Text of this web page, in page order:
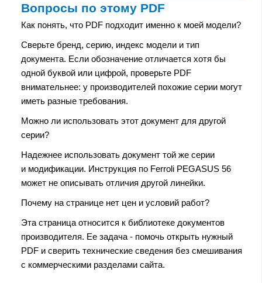
Вопросы по этому PDF
Как понять, что PDF подходит именно к моей модели?
Сверьте бренд, серию, индекс модели и тип
документа. Если обозначение отличается хотя бы
одной буквой или цифрой, проверьте PDF
внимательнее: у производителей похожие серии могут
иметь разные требования.
Можно ли использовать этот документ для другой
серии?
Надежнее использовать документ той же серии
и модификации. Инструкция по Ferroli PEGASUS 56
может не описывать отличия другой линейки.
Почему на странице нет цен и условий работ?
Эта страница относится к библиотеке документов
производителя. Ее задача - помочь открыть нужный
PDF и сверить технические сведения без смешивания
с коммерческими разделами сайта.